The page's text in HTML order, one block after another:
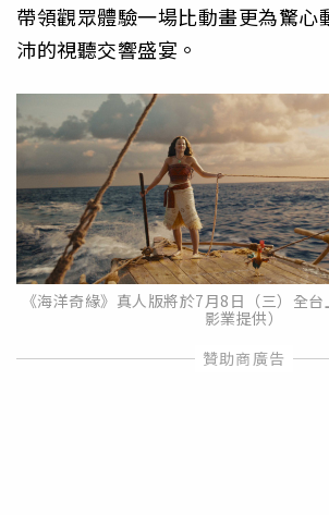
帶領觀眾體驗一場比動畫更為驚心
沛的視聽交響盛宴。
《海洋奇緣》真人版將於7月8日（三）全
影業提供）